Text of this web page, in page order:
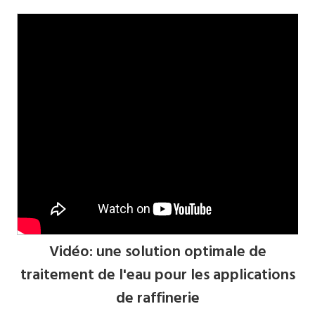
Vidéo: une solution optimale de
traitement de l'eau pour les applications
de raffinerie